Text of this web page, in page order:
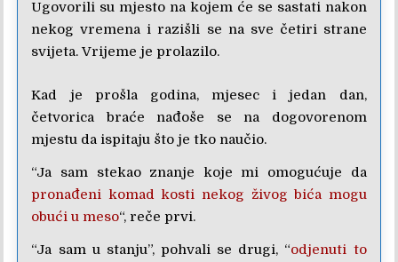
Ugovorili su mjesto na kojem će se sastati nakon
nekog vremena i razišli se na sve četiri strane
svijeta. Vrijeme je prolazilo.
Kad je prošla godina, mjesec i jedan dan,
četvorica braće nađoše se na dogovorenom
mjestu da ispitaju što je tko naučio.
“Ja sam stekao znanje koje mi omogućuje da
pronađeni komad kosti nekog živog bića mogu
obući u meso“, reče prvi.
“Ja sam u stanju”, pohvali se drugi, “odjenuti to